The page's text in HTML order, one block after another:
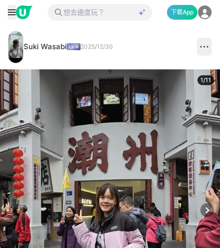
下載App
Suki Wasabi 2025/12/30
1/11